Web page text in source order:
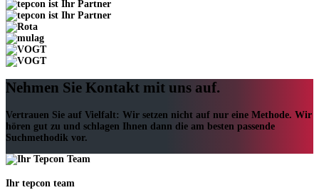
Nehmen Sie Kontakt mit uns auf.
Vertrauen Sie auf Vielfalt: Wir setzen nicht auf nur eine Methode. Wir
hören gut zu und schlagen Ihnen dann die am besten passende
Suchmethodik vor.
Ihr tepcon team